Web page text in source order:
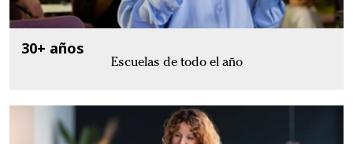
30+ años
Escuelas de todo el año